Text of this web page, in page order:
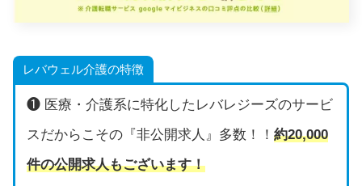
レバウェル介護の特徴
❶ 医療・介護系に特化したレバレジーズのサービ
スだからこその『非公開求人』多数！！ 約20,000
件の公開求人もございます！